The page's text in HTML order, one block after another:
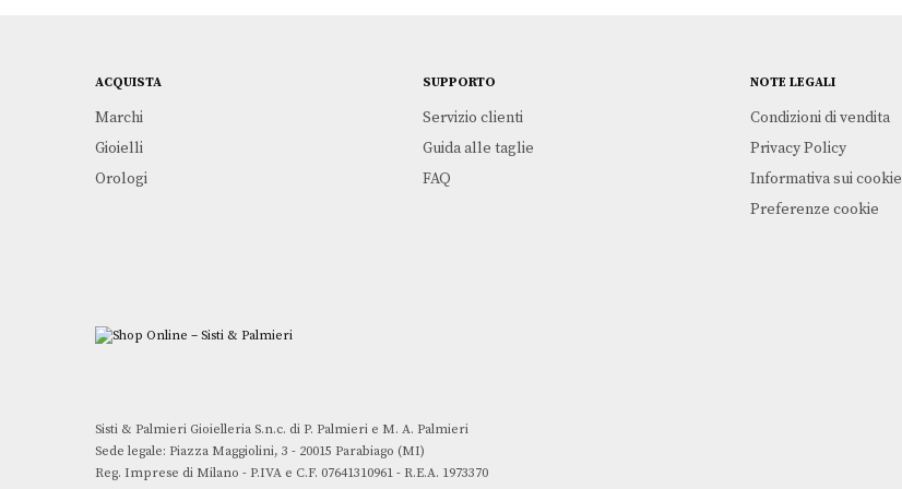
ACQUISTA
Marchi
Gioielli
Orologi
SUPPORTO
Servizio clienti
Guida alle taglie
FAQ
NOTE LEGALI
Condizioni di vendita
Privacy Policy
Informativa sui cookie
Preferenze cookie
Sisti & Palmieri Gioielleria S.n.c. di P. Palmieri e M. A. Palmieri
Sede legale: Piazza Maggiolini, 3 - 20015 Parabiago (MI)
Reg. Imprese di Milano - P.IVA e C.F. 07641310961 - R.E.A. 1973370